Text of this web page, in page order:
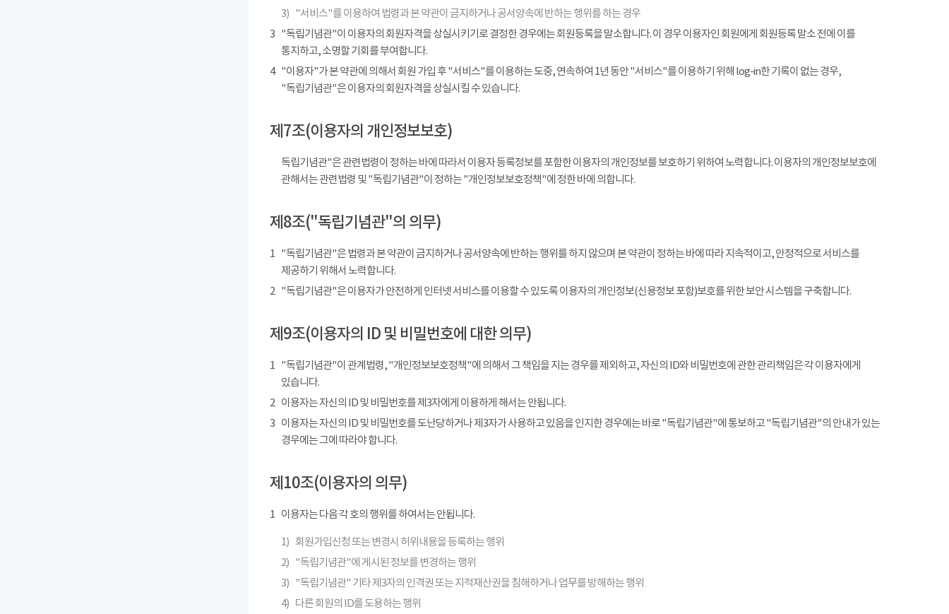
3) "서비스"를 이용하여 법령과 본 약관이 금지하거나 공서양속에 반하는 행위를 하는 경우
3 "독립기념관"이 이용자의 회원자격을 상실시키기로 결정한 경우에는 회원등록을 말소합니다. 이 경우 이용자인 회원에게 회원등록 말소 전에 이를
통지하고, 소명할 기회를 부여합니다.
4
"이용자"가 본 약관에 의해서 회원 가입 후 "서비스"를 이용하는 도중, 연속하여 1년 동안 "서비스"를 이용하기 위해 log-in한 기록이 없는 경우,
"독립기념관"은 이용자의 회원자격을 상실시킬 수 있습니다.
제7조(이용자의 개인정보보호)
독립기념관"은 관련법령이 정하는 바에 따라서 이용자 등록정보를 포함한 이용자의 개인정보를 보호하기 위하여 노력합니다. 이용자의 개인정보보호에
관해서는 관련법령 및 "독립기념관"이 정하는 "개인정보보호정책"에 정한 바에 의합니다.
제8조("독립기념관"의 의무)
1 "독립기념관"은 법령과 본 약관이 금지하거나 공서양속에 반하는 행위를 하지 않으며 본 약관이 정하는 바에 따라 지속적이고, 안정적으로 서비스를
제공하기 위해서 노력합니다.
2 "독립기념관"은 이용자가 안전하게 인터넷 서비스를 이용할 수 있도록 이용자의 개인정보(신용정보 포함)보호를 위한 보안 시스템을 구축합니다.
제9조(이용자의 ID 및 비밀번호에 대한 의무)
1 "독립기념관"이 관계법령, "개인정보보호정책"에 의해서 그 책임을 지는 경우를 제외하고, 자신의 ID와 비밀번호에 관한 관리책임은 각 이용자에게
있습니다.
2 이용자는 자신의 ID 및 비밀번호를 제3자에게 이용하게 해서는 안됩니다.
3 이용자는 자신의 ID 및 비밀번호를 도난당하거나 제3자가 사용하고 있음을 인지한 경우에는 바로 "독립기념관"에 통보하고 "독립기념관"의 안내가 있는
경우에는 그에 따라야 합니다.
제10조(이용자의 의무)
1 이용자는 다음 각 호의 행위를 하여서는 안됩니다.
1) 회원가입신청 또는 변경시 허위내용을 등록하는 행위
2) "독립기념관"에 게시된 정보를 변경하는 행위
3) "독립기념관" 기타 제3자의 인격권 또는 지적재산권을 침해하거나 업무를 방해하는 행위
4) 다른 회원의 ID를 도용하는 행위